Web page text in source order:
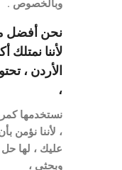
وبالخصوص .
نحن أفضل
لأننا نمتلك
الأردن ،
،
نستخدمها
، لأننا نؤمن
عليك ، لها
وبحثي ،